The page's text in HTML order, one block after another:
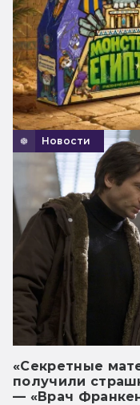
Новости
«Секретные
получили
— «Врач